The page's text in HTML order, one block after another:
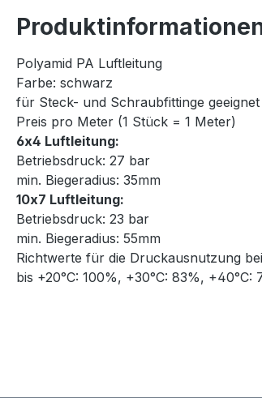
Polyamid PA Luftleitung
Farbe: schwarz
für Steck- und Schraubfittinge geeignet
Preis pro Meter (1 Stück = 1 Meter)
6x4 Luftleitung:
Betriebsdruck: 27 bar
min. Biegeradius: 35mm
10x7 Luftleitung:
Betriebsdruck: 23 bar
min. Biegeradius: 55mm
Richtwerte für die Druckausnutzung
bis +20°C: 100%, +30°C: 83%, +40°C: